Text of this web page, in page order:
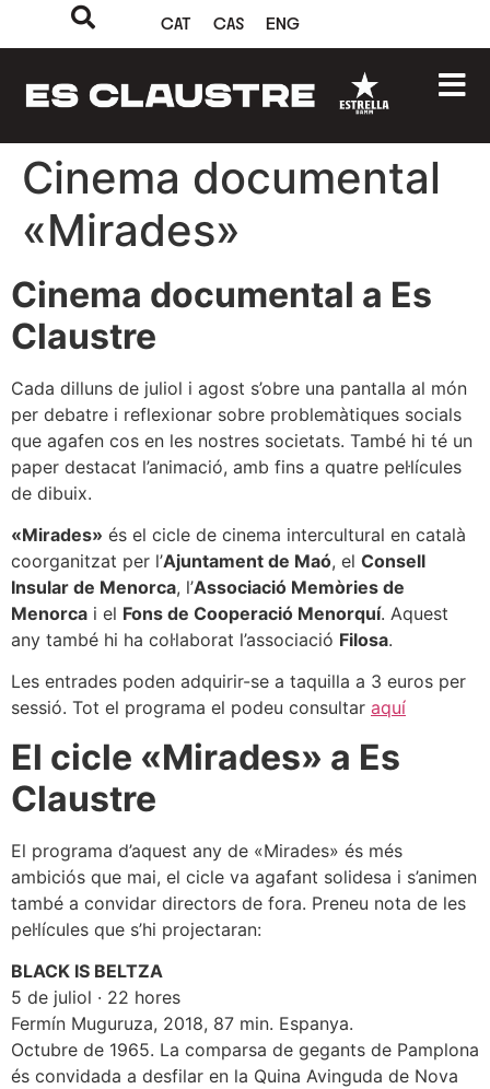
CAT CAS ENG
Cinema documental
«Mirades»
Cinema documental a Es
Claustre
Cada dilluns de juliol i agost s’obre una pantalla al món
per debatre i reflexionar sobre problemàtiques socials
que agafen cos en les nostres societats. També hi té un
paper destacat l’animació, amb fins a quatre pel·lícules
de dibuix.
«Mirades» és el cicle de cinema intercultural en català
coorganitzat per l’Ajuntament de Maó, el Consell
Insular de Menorca, l’Associació Memòries de
Menorca i el Fons de Cooperació Menorquí. Aquest
any també hi ha col·laborat l’associació Filosa.
Les entrades poden adquirir-se a taquilla a 3 euros per
sessió. Tot el programa el podeu consultar aquí
El cicle «Mirades» a Es
Claustre
El programa d’aquest any de «Mirades» és més
ambiciós que mai, el cicle va agafant solidesa i s’animen
també a convidar directors de fora. Preneu nota de les
pel·lícules que s’hi projectaran:
BLACK IS BELTZA
5 de juliol · 22 hores
Fermín Muguruza, 2018, 87 min. Espanya.
Octubre de 1965. La comparsa de gegants de Pamplona
és convidada a desfilar en la Quina Avinguda de Nova